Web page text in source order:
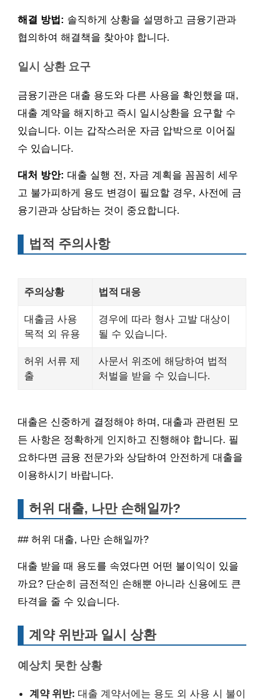
해결 방법: 솔직하게 상황을 설명하고 금융기관과
협의하여 해결책을 찾아야 합니다.
일시 상환 요구
금융기관은 대출 용도와 다른 사용을 확인했을 때,
대출 계약을 해지하고 즉시 일시상환을 요구할 수
있습니다. 이는 갑작스러운 자금 압박으로 이어질
수 있습니다.
대처 방안: 대출 실행 전, 자금 계획을 꼼꼼히 세우
고 불가피하게 용도 변경이 필요할 경우, 사전에 금
융기관과 상담하는 것이 중요합니다.
법적 주의사항
주의상황 법적 대응
대출금 사용
목적 외 유용
경우에 따라 형사 고발 대상이
될 수 있습니다.
허위 서류 제
출
사문서 위조에 해당하여 법적
처벌을 받을 수 있습니다.
대출은 신중하게 결정해야 하며, 대출과 관련된 모
든 사항은 정확하게 인지하고 진행해야 합니다. 필
요하다면 금융 전문가와 상담하여 안전하게 대출을
이용하시기 바랍니다.
허위 대출, 나만 손해일까?
## 허위 대출, 나만 손해일까?
대출 받을 때 용도를 속였다면 어떤 불이익이 있을
까요? 단순히 금전적인 손해뿐 아니라 신용에도 큰
타격을 줄 수 있습니다.
계약 위반과 일시 상환
예상치 못한 상황
계약 위반: 대출 계약서에는 용도 외 사용 시 불이